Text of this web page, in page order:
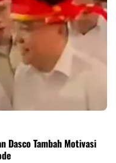
Dasco Tambah Motivasi